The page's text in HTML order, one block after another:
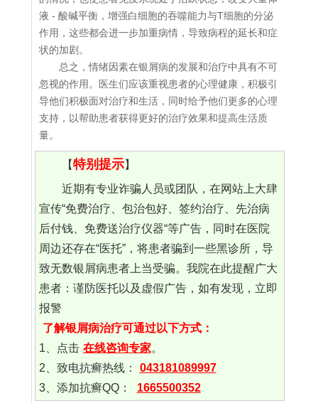
液 - 酸碱平衡，增强白细胞的吞噬能力与T细胞的分泌
作用，这些都会进一步加重病情，导致病程的延长和症
状的加剧。
总之，情绪因素在银屑病的发展和治疗中具有不可
忽视的作用。医生们应该重视患者的心理健康，积极引
导他们积极面对治疗和生活，同时给予他们更多的心理
支持，以帮助患者获得更好的治疗效果和提高生活质
量。
【特别提示】
近期有专业诈骗人员或团队，在网站上大肆
宣传“免费治疗、包治包好、签约治疗、先治病
后付钱、免费送治疗仪器“等广告，同时在医院
周边还存在“医托”，将患者骗到一些黑诊所，导
致无数银屑病患者上当受骗。我院在此提醒广大
患者：谨防医托以及虚假广告，如有发现，立即
报警
了解银屑病治疗可通过以下方式：
1、点击 在线咨询专家。
2、致电抗癣热线：
043181089997
3、添加抗癣QQ：
1665500352